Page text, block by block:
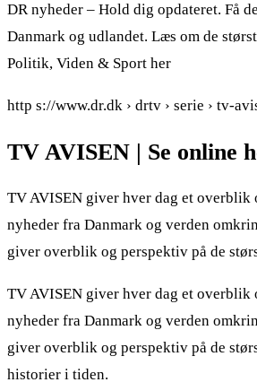
DR nyheder – Hold dig opdateret. Få
Danmark og udlandet. Læs om de
Politik, Viden & Sport her
http s://www.dr.dk › drtv › serie › tv-
TV AVISEN | Se online
TV AVISEN giver hver dag et overblik
nyheder fra Danmark og verden
giver overblik og perspektiv på de
TV AVISEN giver hver dag et overblik
nyheder fra Danmark og verden
giver overblik og perspektiv på de
historier i tiden.